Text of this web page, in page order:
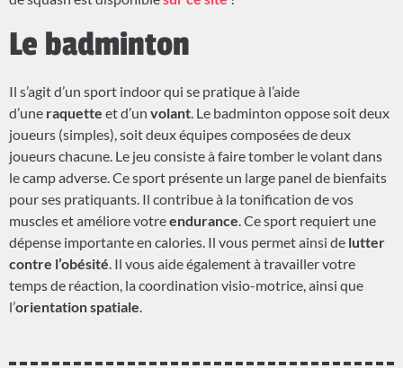
Le badminton
Il s’agit d’un sport indoor qui se pratique à l’aide
d’une raquette et d’un volant . Le badminton oppose soit deux
joueurs (simples), soit deux équipes composées de deux
joueurs chacune. Le jeu consiste à faire tomber le volant dans
le camp adverse. Ce sport présente un large panel de bienfaits
pour ses pratiquants. Il contribue à la tonification de vos
muscles et améliore votreendurance . Ce sport requiert une
dépense importante en calories. Il vous permet ainsi de lutter
contre l’obésité . Il vous aide également à travailler votre
temps de réaction, la coordination visio-motrice, ainsi que
l’orientation spatiale